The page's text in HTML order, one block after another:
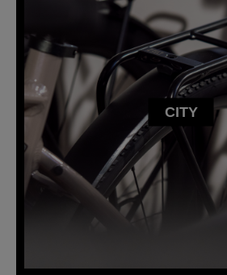
CITY